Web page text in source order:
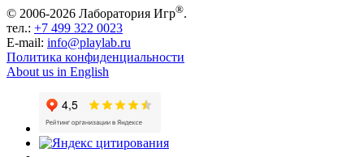
© 2006-2026 Лаборатория Игр®.
тел.: +7 499 322 0023
E-mail: info@playlab.ru
Политика конфиденциальности
About us in English